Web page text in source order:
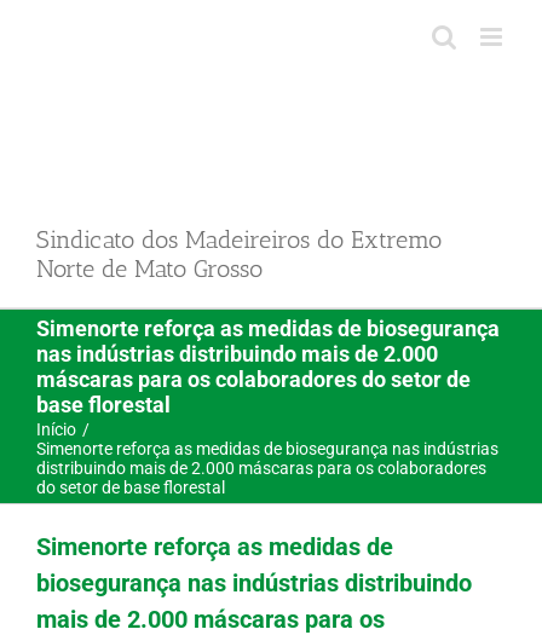
Sindicato dos Madeireiros do Extremo
Norte de Mato Grosso
Simenorte reforça as medidas de biosegurança
nas indústrias distribuindo mais de 2.000
máscaras para os colaboradores do setor de
base florestal
Início
Simenorte reforça as medidas de biosegurança nas indústrias
distribuindo mais de 2.000 máscaras para os colaboradores
do setor de base florestal
Simenorte reforça as medidas de
biosegurança nas indústrias distribuindo
mais de 2.000 máscaras para os